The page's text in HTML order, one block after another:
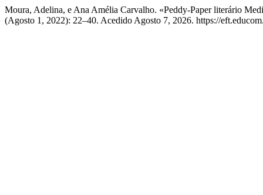
Moura, Adelina, e Ana Amélia Carvalho. «Peddy-Paper literário
(Agosto 1, 2022): 22–40. Acedido Agosto 7, 2026. https://